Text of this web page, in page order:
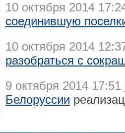
10 октября 2014
соединившую
10 октября 2014
разобраться с
9 октября 2014 17:51
Белоруссии